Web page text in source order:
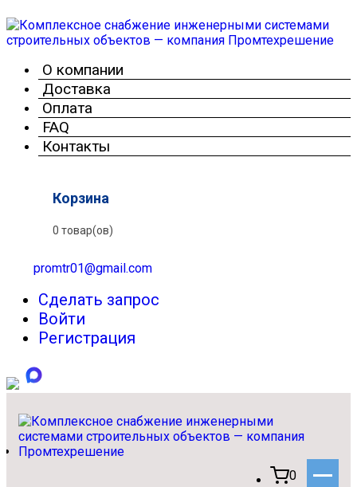
О компании
Доставка
Оплата
FAQ
Контакты
Корзина
0 товар(ов)
promtr01@gmail.com
Сделать запрос
Войти
Регистрация
0